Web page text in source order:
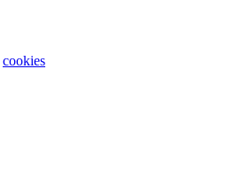
cookies